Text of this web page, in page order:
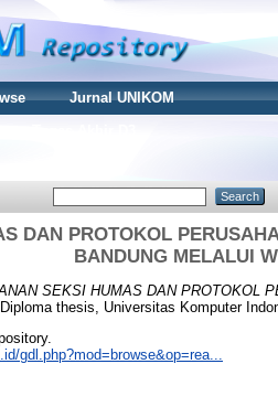
Jurnal UNIKOM
DAN PROTOKOL
BANDUNG MELALUI
SEKSI HUMAS DAN PROTOKOL
Diploma thesis, Universitas Komputer
gdl.php?mod=browse&op=rea...